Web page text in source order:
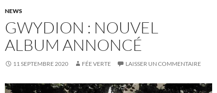
NEWS
GWYDION : NOUVEL
ALBUM ANNONCÉ
11 SEPTEMBRE 2020 FÉE VERTE LAISSER UN COMMENTAIRE